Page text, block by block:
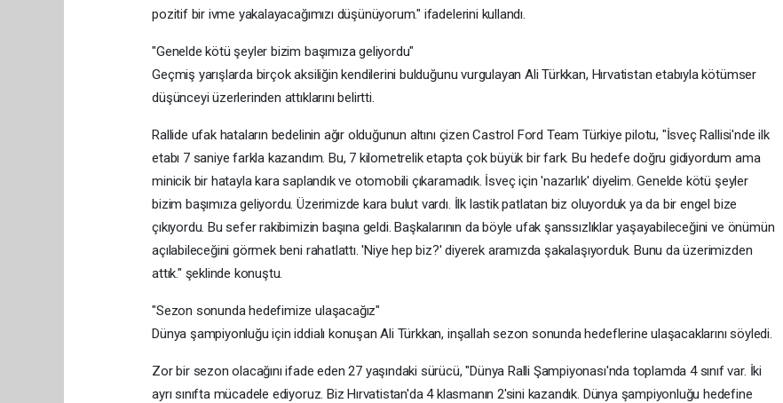
pozitif bir ivme yakalayacağımızı düşünüyorum." ifadelerini kullandı.
"Genelde kötü şeyler bizim başımıza geliyordu"
Geçmiş yarışlarda birçok aksiliğin kendilerini bulduğunu vurgulayan Ali Türkkan, Hırvatistan etabıyla kötümser
düşünceyi üzerlerinden attıklarını belirtti.
Rallide ufak hataların bedelinin ağır olduğunun altını çizen Castrol Ford Team Türkiye pilotu, "İsveç Rallisi'nde ilk
etabı 7 saniye farkla kazandım. Bu, 7 kilometrelik etapta çok büyük bir fark. Bu hedefe doğru gidiyordum ama
minicik bir hatayla kara saplandık ve otomobili çıkaramadık. İsveç için 'nazarlık' diyelim. Genelde kötü şeyler
bizim başımıza geliyordu. Üzerimizde kara bulut vardı. İlk lastik patlatan biz oluyorduk ya da bir engel bize
çıkıyordu. Bu sefer rakibimizin başına geldi. Başkalarının da böyle ufak şanssızlıklar yaşayabileceğini ve önümün
açılabileceğini görmek beni rahatlattı. 'Niye hep biz?' diyerek aramızda şakalaşıyorduk. Bunu da üzerimizden
attık." şeklinde konuştu.
"Sezon sonunda hedefimize ulaşacağız"
Dünya şampiyonluğu için iddialı konuşan Ali Türkkan, inşallah sezon sonunda hedeflerine ulaşacaklarını söyledi.
Zor bir sezon olacağını ifade eden 27 yaşındaki sürücü, "Dünya Ralli Şampiyonası'nda toplamda 4 sınıf var. İki
ayrı sınıfta mücadele ediyoruz. Biz Hırvatistan'da 4 klasmanın 2'sini kazandık. Dünya şampiyonluğu hedefine